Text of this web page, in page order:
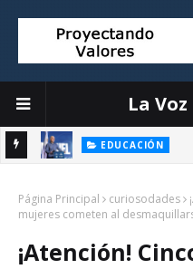
La
EDUCACIÓN
herramienta para formar
Página Principal curiosodades
mujeres cometen al
¡Atención!